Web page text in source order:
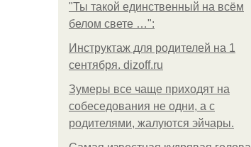
"Ты такой единственный на всём
белом свете …":
Инструктаж для родителей на 1
сентября. dizoff.ru
Зумеры все чаще приходят на
собеседования не одни, а с
родителями, жалуются эйчары.